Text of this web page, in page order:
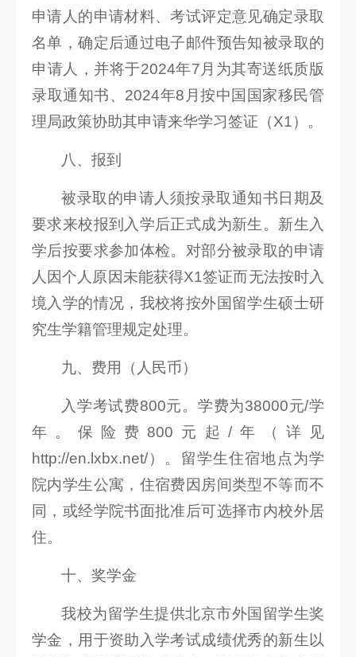
申请人的申请材料、考试评定意见确定录取
名单，确定后通过电子邮件预告知被录取的
申请人，并将于2024年7月为其寄送纸质版
录取通知书、2024年8月按中国国家移民管
理局政策协助其申请来华学习签证（X1）。
八、报到
被录取的申请人须按录取通知书日期及
要求来校报到入学后正式成为新生。新生入
学后按要求参加体检。对部分被录取的申请
人因个人原因未能获得X1签证而无法按时入
境入学的情况，我校将按外国留学生硕士研
究生学籍管理规定处理。
九、费用（人民币）
入学考试费800元。学费为38000元/学
年。保险费800元起/年（详见
http://en.lxbx.net/）。留学生住宿地点为学
院内学生公寓，住宿费因房间类型不等而不
同，或经学院书面批准后可选择市内校外居
住。
十、奖学金
我校为留学生提供北京市外国留学生奖
学金，用于资助入学考试成绩优秀的新生以